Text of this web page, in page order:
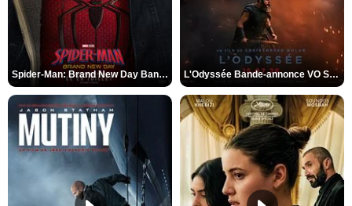
Spider-Man: Brand New Day Bande-annonce VO STFR L'Odyssée Bande-annonce VO STFR